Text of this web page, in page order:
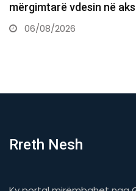
Dukagjin Nikollajt nga
dyshuar…
Rreth Nesh